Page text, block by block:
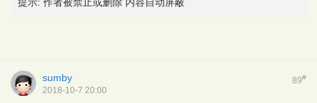
89#
sumby
2018-10-7 20:00